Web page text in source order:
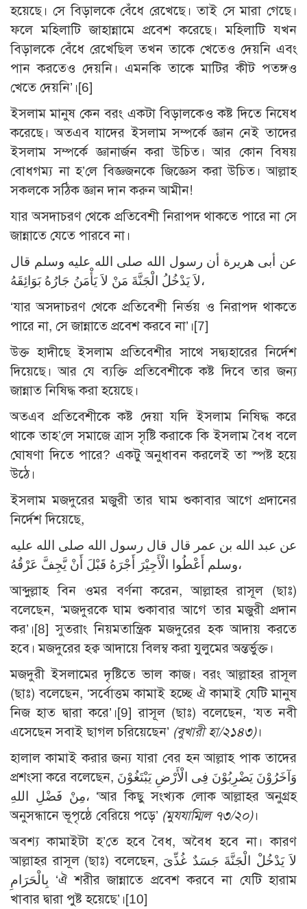
হয়েছে। সে বিড়ালকে বেঁধে রেখেছে। তাই সে মারা গেছে।
ফলে মহিলাটি জাহান্নামে প্রবেশ করেছে। মহিলাটি যখন
বিড়ালকে বেঁধে রেখেছিল তখন তাকে খেতেও দেয়নি এবং
পান করতেও দেয়নি। এমনকি তাকে মাটির কীট পতঙ্গও
খেতে দেয়নি’।[6]
ইসলাম মানুষ কেন বরং একটা বিড়ালকেও কষ্ট দিতে নিষেধ
করেছে। অতএব যাদের ইসলাম সম্পর্কে জ্ঞান নেই তাদের
ইসলাম সম্পর্কে জ্ঞানার্জন করা উচিত। আর কোন বিষয়
বোধগম্য না হ’লে বিজ্ঞজনকে জিজ্ঞেস করা উচিত। আল্লাহ
সকলকে সঠিক জ্ঞান দান করুন আমীন!
যার অসদাচরণ থেকে প্রতিবেশী নিরাপদ থাকতে পারে না সে
জান্নাতে যেতে পারবে না।
عن أبى هريرة أن رسول الله صلى الله عليه وسلم قال
لاَ يَدْخُلُ الْجَنَّةَ مَنْ لاَ يَأْمَنُ جَارُهُ بَوَائِقَهُ،
‘যার অসদাচরণ থেকে প্রতিবেশী নির্ভয় ও নিরাপদ থাকতে
পারে না, সে জান্নাতে প্রবেশ করবে না’।[7]
উক্ত হাদীছে ইসলাম প্রতিবেশীর সাথে সদ্ব্যহারের নির্দেশ
দিয়েছে। আর যে ব্যক্তি প্রতিবেশীকে কষ্ট দিবে তার জন্য
জান্নাত নিষিদ্ধ করা হয়েছে।
অতএব প্রতিবেশীকে কষ্ট দেয়া যদি ইসলাম নিষিদ্ধ করে
থাকে তাহ’লে সমাজে ত্রাস সৃষ্টি করাকে কি ইসলাম বৈধ বলে
ঘোষণা দিতে পারে? একটু অনুধাবন করলেই তা স্পষ্ট হয়ে
উঠে।
ইসলাম মজদুরের মজুরী তার ঘাম শুকাবার আগে প্রদানের
নির্দেশ দিয়েছে,
عن عبد الله بن عمر قال قال رسول الله صلى الله عليه
وسلم أَعْطُوا الْأَجِيْرَ أَجْرَهُ قَبْلَ أَنْ يَّجِفَّ عَرْقُهُ،
আব্দুল্লাহ বিন ওমর বর্ণনা করেন, আল্লাহর রাসূল (ছাঃ)
বলেছেন, ‘মজদুরকে ঘাম শুকাবার আগে তার মজুরী প্রদান
কর’।[8] সুতরাং নিয়মতান্ত্রিক মজদুরের হক আদায় করতে
হবে। মজদুরের হক্ব আদায়ে বিলম্ব করা যুলুমের অন্তর্ভুক্ত।
মজদুরী ইসলামের দৃষ্টিতে ভাল কাজ। বরং আল্লাহর রাসূল
(ছাঃ) বলেছেন, ‘সর্বোত্তম কামাই হচ্ছে ঐ কামাই যেটি মানুষ
নিজ হাত দ্বারা করে’।[9] রাসূল (ছাঃ) বলেছেন, ‘যত নবী
এসেছেন সবাই ছাগল চরিয়েছেন’ (বুখারী হা/২১৪৩)।
হালাল কামাই করার জন্য যারা বের হন আল্লাহ পাক তাদের
প্রশংসা করে বলেছেন, وَآخَرُوْنَ يَضْرِبُوْنَ فِى الْأَرْضِ يَبْتَغُوْنَ
مِنْ فَضْلِ اللهِ، ‘আর কিছু সংখ্যক লোক আল্লাহর অনুগ্রহ
অনুসন্ধানে ভূপৃষ্ঠে বেরিয়ে পড়ে’ (মুযযাম্মিল ৭৩/২০)।
অবশ্য কামাইটা হ’তে হবে বৈধ, অবৈধ হবে না। কারণ
আল্লাহর রাসূল (ছাঃ) বলেছেন, لاَ يَدْخُلْ الْجَنَّةَ جَسَدٌ غُذِّىَ
بِالْحَرَامِ ‘ঐ শরীর জান্নাতে প্রবেশ করবে না যেটি হারাম
খাবার দ্বারা পুষ্ট হয়েছে’।[10]